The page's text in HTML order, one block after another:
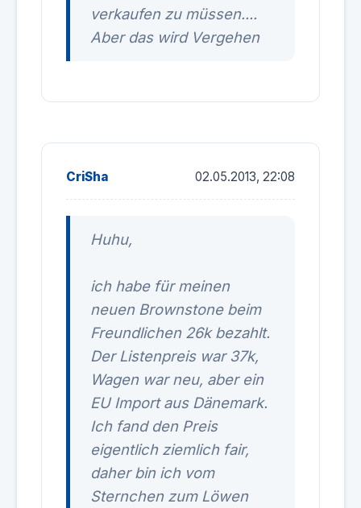
verkaufen zu müssen....
Aber das wird Vergehen
CriSha 02.05.2013, 22:08
Huhu,
ich habe für meinen
neuen Brownstone beim
Freundlichen 26k bezahlt.
Der Listenpreis war 37k,
Wagen war neu, aber ein
EU Import aus Dänemark.
Ich fand den Preis
eigentlich ziemlich fair,
daher bin ich vom
Sternchen zum Löwen